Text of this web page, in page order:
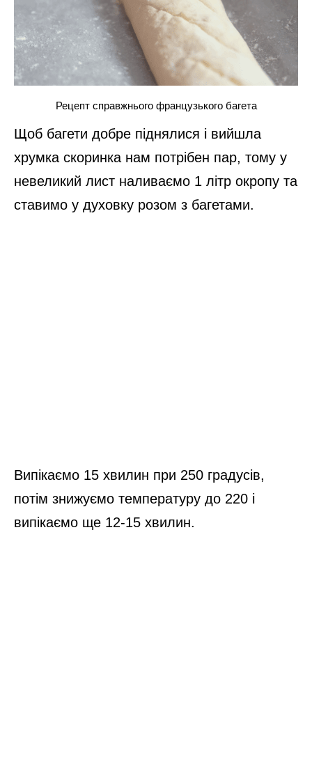
Рецепт справжнього французького багета
Щоб багети добре піднялися і вийшла
хрумка скоринка нам потрібен пар, тому у
невеликий лист наливаємо 1 літр окропу та
ставимо у духовку розом з багетами.
Випікаємо 15 хвилин при 250 градусів,
потім знижуємо температуру до 220 і
випікаємо ще 12-15 хвилин.